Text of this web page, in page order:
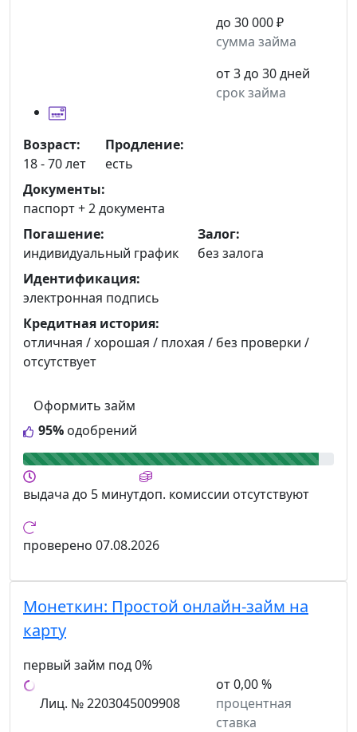
до 30 000 ₽
сумма займа
от 3 до 30 дней
срок займа
95% одобрений
Оформить займ
Возраст:
18 - 70 лет
Продление:
есть
Документы:
паспорт +2 документа
Погашение:
индивидуальный график
Залог:
без залога
Идентификация:
электронная подпись
Кредитная история:
отличная / хорошая / плохая / без проверки /
отсутствует
выдача до 5 минутдоп. комиссии отсутствуют
проверено 07.08.2026
Монеткин: Простой онлайн-займ на
карту
первый займ под 0%
Лиц. № 2203045009908
от 0,00 %
процентная
ставка